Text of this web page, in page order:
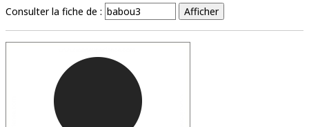
Consulter la fiche de :